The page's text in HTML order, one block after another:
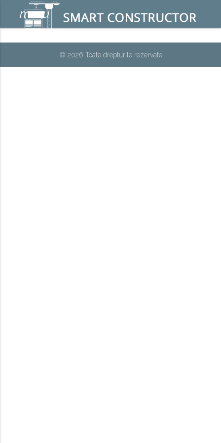
menu
© 2026 Toate drepturile rezervate